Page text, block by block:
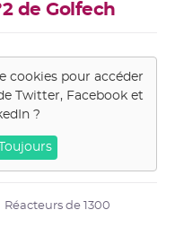
de Golfech
cookies pour accéder
Twitter, Facebook et
?
Toujours
Réacteurs de 1300